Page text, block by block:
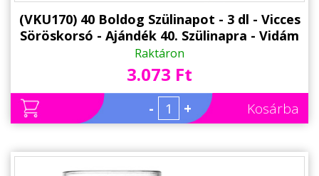
(VKU170) 40 Boldog Szülinapot - 3 dl - Vicces
Söröskorsó - Ajándék 40. Szülinapra - Vidám
Szülinapi Ajándék
Raktáron
3.073 Ft
- + Kosárba